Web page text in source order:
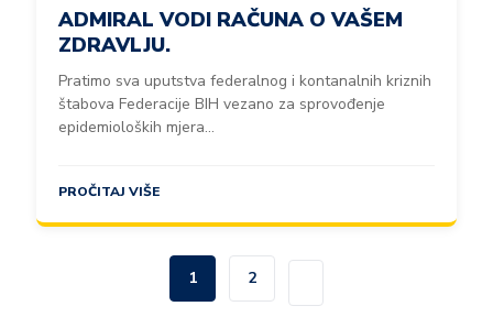
ADMIRAL VODI RAČUNA O VAŠEM
ZDRAVLJU.
Pratimo sva uputstva federalnog i kontanalnih kriznih
štabova Federacije BIH vezano za sprovođenje
epidemioloških mjera...
PROČITAJ VIŠE
1 2